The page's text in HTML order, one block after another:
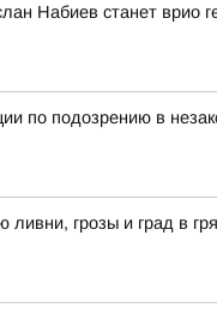
Набиев станет
по подозрению в
грозы и град в